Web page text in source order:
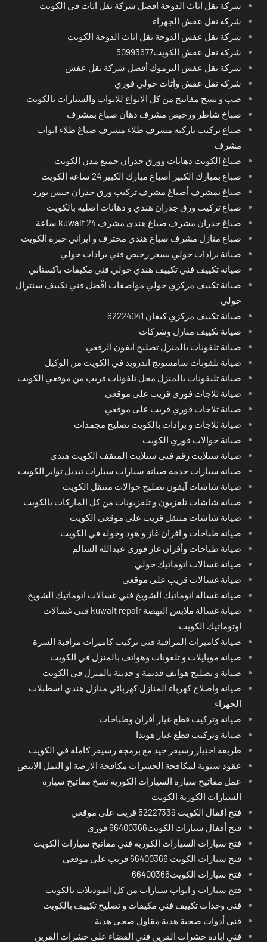
شركة نقل اثاث الدوحة افضل شركة نقل اثاث في الكويت
شركة نقل عفش الجهراء
شركة نقل عفش الدوحة نقل اثاث الدوحة الكويت
شركة نقل عفش الكويت50993677
شركة نقل عفش اليرموك أفضل شركة نقل عفش
شركة نقل عفش وأثاث حولي فوري
صب و نسخ مفاتيح من كل الانواع للابواب والسيارات بالكويت
صباخ شاطر ورخيص مشرف دهان صباغ بمشرف
صباع تركيب باركيه مشرف طلاء مشرف صباغ طلاء ابواب
مشرف
صباغ الكويت دهانات وورق جدران جميع مدن الكويت
صباغ بمبارك الكبير أصباغ مبارك الكبير 24 ساعة الكويت
صباغ بمشرف أصباغ مشرف تركيب ورق جدران جبس بورد
صباغ تركيب ورق جدران هندي و دهانات اصلية بالكويت
صباغ جدران مشرف صباغ هندي مشرف kuwait 24 ساعة
صباغ منازل مشرف صباغ هندي محترف و ايراني خبرة الكويت
صيانة برادات حولي بسعر رخيص فني برادات حولي
صيانة تكييف فني تكييف هندي حولي فني مكيفات باكستاني
صيانة تكييف مركزي حولي مواصفات افْضل فني تكييف سنترال
حولي
صيانة تكييف مركزي كيفان 62224041
صيانة تكييف منازل وشركات
صيانة تلفونات بالمنزل تصليح ايفون الرقعي
صيانة تلفونات سامسونج اندرويد في الكويت من الوكيل
صيانة تليفونات بالمنزل محل تلفونات قريب من موقعي الكويت
صيانة ثلاجات فوري قريب على موقعي
صيانة ثلاجات فوري قريب على موقعي
صيانة ثلاجات و برادات بالكويت تصليح مجمدات
صيانة جوالات فوري الكويت
صيانة ستلايت رقم فني ستلايت المنقف الكويت هندي
صيانة سيارات خدمة صيانة سيارات سيارات تبديل تواير الكويت
صيانة شاشات آيفون تصليح جوالات متنقل الكويت
صيانة شاشات تلفزيون و تلفزيونات من كل الماركات بالكويت
صيانة شاشات متنقل قريب على موقعي الكويت
صيانة طباخات و افران غاز و هود وجولة في الكويت
صيانة طباخات وأفران غاز فوري عبدالله السالم
صيانة غسالات اتوماتيك حولي
صيانة غسالات قريب على موقعي
صيانة غسالة اتوماتيك الشويخ فني غسالات اتوماتيك الشويخ
صيانة غسالة ملابس النهضة kuwait repair فني غسالات
اوتوماتيك الكويت
صيانة كاميرات المراقبة فني تركيب كاميرات مراقبة السرة
صيانة موبايلات و تلفونات وهواتف بالمنزل في الكويت
صيانة و تصليح هواتف قديمة و حديثة بالمنزل في الكويت
صيانة واصلاح كهرباء المنازل كهربائي منازل هندي اسطبلات
الجهراء
صيانة وتركيب قطع غيار أفران وطباخات
صيانة وتركيب قطع غيار هوندا
طريقة اختِيار رسيفر جيد مع برمجة رسيفر كاملة في الكويت
عقود سنوية لمكافحة الحشرات مكافحة الارضة او النمل الابيض
عمل مفاتيح سيارة السيارات الكورية نسخ مفاتيح سيارة
السيارات الكورية الكويت
فتح أقفال الكويت 52227339 قريب على موقعي
فتح أقفال سيارات الكويت66400366 فوري
فتح سيارات السيارات الكورية فني مفاتيح سيارات الكويت
فتح سيارات الكويت 66400366 قريب على موقعي
فتح سيارات الكويت66400366
فتح سيارات و ابواب سيارات من كل الموديلات بالكويت
فنى وحدات تكييف فني مكيفات و تصليح تكييف بالكويت
فني أدوات صحية هدية مقاول صحي هدية
فني إبادة حشرات القرين فني القضاء على حشرات القرين